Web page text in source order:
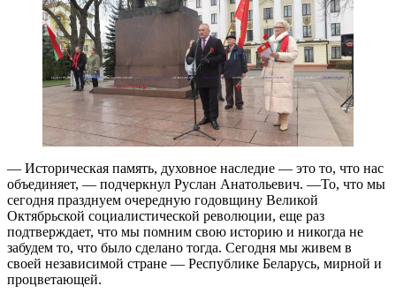
— Историческая память, духовное наследие — это то, что нас
объединяет, — подчеркнул Руслан Анатольевич. —То, что мы
сегодня празднуем очередную годовщину Великой
Октябрьской социалистической революции, еще раз
подтверждает, что мы помним свою историю и никогда не
забудем то, что было сделано тогда. Сегодня мы живем в
своей независимой стране — Республике Беларусь, мирной и
процветающей.